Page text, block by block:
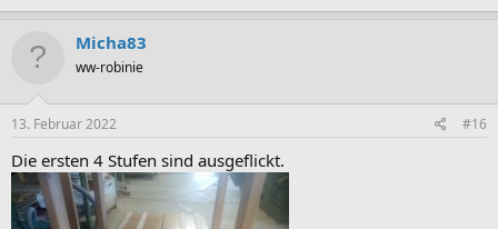
Micha83
ww-robinie
13. Februar 2022 #16
Die ersten 4 Stufen sind ausgeflickt.